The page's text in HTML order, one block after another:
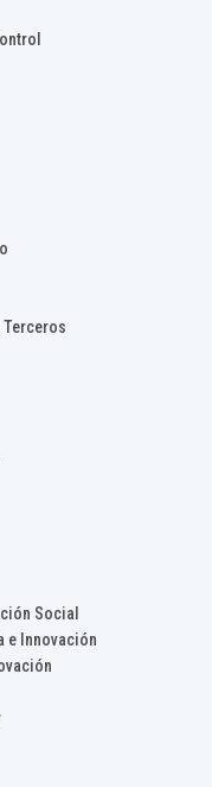
Social
e Innovación